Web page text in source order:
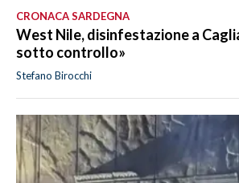
CRONACA SARDEGNA
West Nile, disinfestazione a
sotto controllo»
Stefano Birocchi